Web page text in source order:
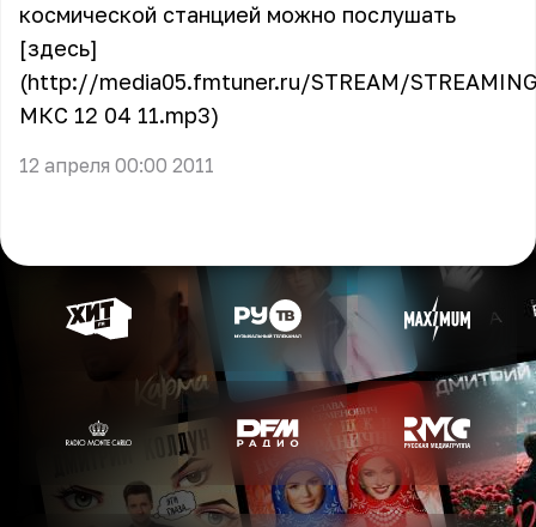
космической станцией можно послушать
[здесь]
(http://media05.fmtuner.ru/STREAM/
МКС 12 04 11.mp3)
12 апреля 00:00 2011